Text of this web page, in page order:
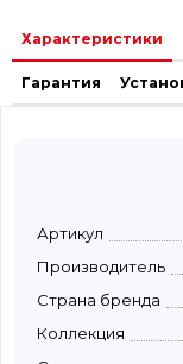
Характеристики
Гарантия
Артикул
Производитель
Страна бренда
Коллекция